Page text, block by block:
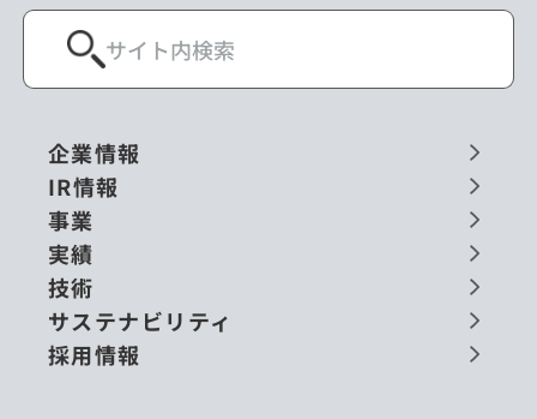
企業情報
IR情報
事業
実績
技術
サステナビリティ
採用情報